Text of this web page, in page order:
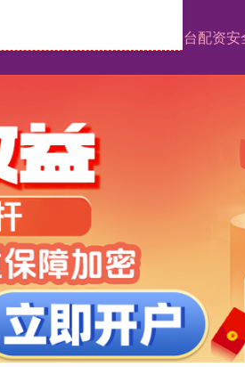
西宁股票配资平台配资安